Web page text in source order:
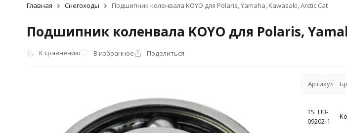
Главная Снегоходы Подшипник коленвала KOYO для Polaris, Yamaha, Kawasaki, Arctic Cat
Подшипник коленвала KOYO для Polaris,
К сравнению В избранное Поделиться
Артикул
TS_UB-
09202-1